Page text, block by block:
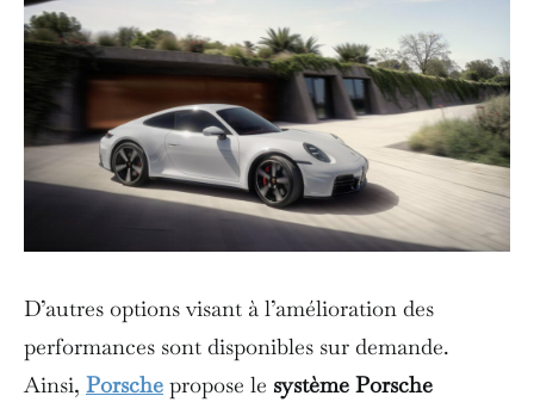
D’autres options visant à l’amélioration des
performances sont disponibles sur demande.
Ainsi, Porsche propose le système Porsche